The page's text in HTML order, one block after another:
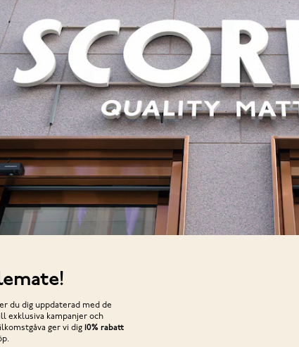
du dig uppdaterad med de
exklusiva kampanjer och
ger vi dig 10% rabatt